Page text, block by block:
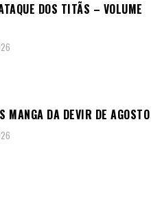
DOS TITÃS – VOLUME
MANGA DA DEVIR DE AGOSTO